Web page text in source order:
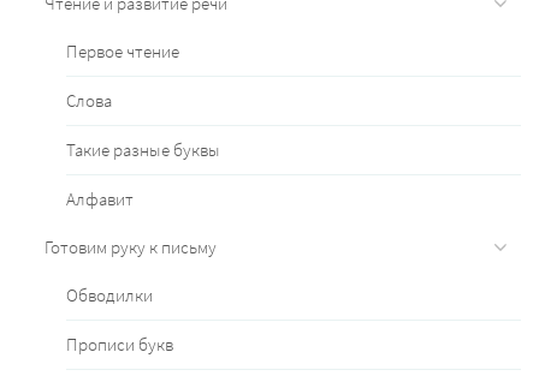
Первое чтение
Слова
Такие разные буквы
Алфавит
Готовим руку к письму
Обводилки
Прописи букв